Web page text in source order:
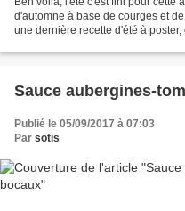
d'automne à base de courges et
une dernière recette d'été à
Sauce aubergines-
Publié le 05/09/2017 à 07:03
Par sotis